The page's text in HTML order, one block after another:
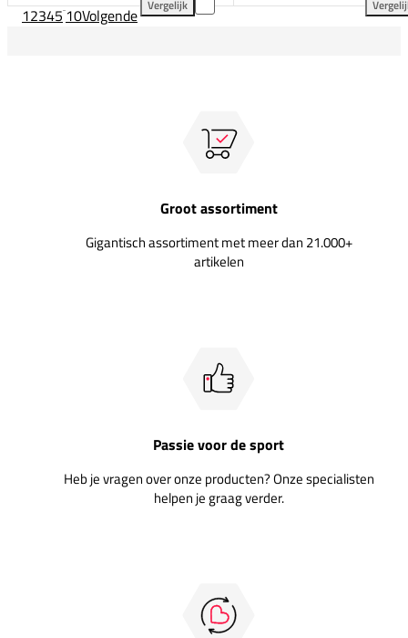
Vergelijk
Brabo Tribute Junior + Slippers toevoegen aan
12345... 10Volgende
Groot assortiment
Gigantisch assortiment met meer dan 21.000+
artikelen
Passie voor de sport
Heb je vragen over onze producten? Onze specialisten
helpen je graag verder.